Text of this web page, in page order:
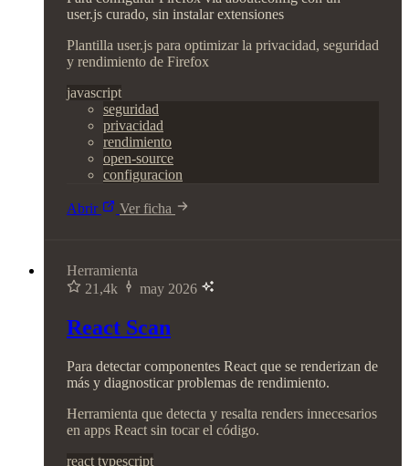
user.js curado, sin instalar extensiones
Plantilla user.js para optimizar la privacidad, seguridad
y rendimiento de Firefox
javascript
seguridad
privacidad
rendimiento
open-source
configuracion
Abrir Ver ficha
Herramienta
21,4k
may 2026
React Scan
Para detectar componentes React que se renderizan de
más y diagnosticar problemas de rendimiento.
Herramienta que detecta y resalta renders innecesarios
en apps React sin tocar el código.
react typescript